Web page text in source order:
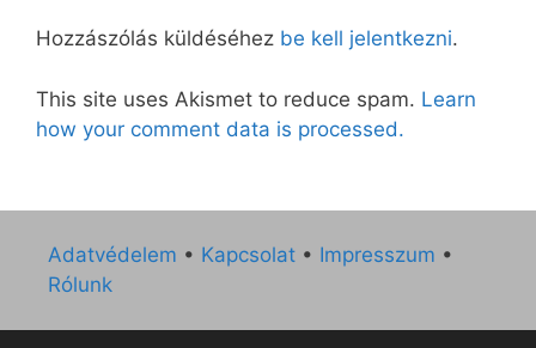
Hozzászólás küldéséhez be kell jelentkezni.
This site uses Akismet to reduce spam. Learn
how your comment data is processed.
Adatvédelem • Kapcsolat • Impresszum •
Rólunk